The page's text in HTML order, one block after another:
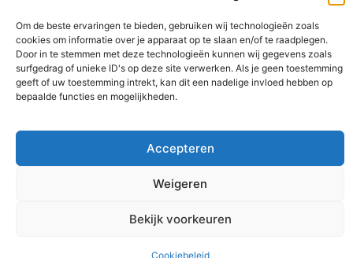
Om de beste ervaringen te bieden, gebruiken wij technologieën zoals
cookies om informatie over je apparaat op te slaan en/of te raadplegen.
Door in te stemmen met deze technologieën kunnen wij gegevens zoals
surfgedrag of unieke ID's op deze site verwerken. Als je geen toestemming
geeft of uw toestemming intrekt, kan dit een nadelige invloed hebben op
bepaalde functies en mogelijkheden.
Accepteren
Weigeren
Bekijk voorkeuren
Cookiebeleid
Cookiebeleid (EU) Ons team Over ons Partners
Website index Uit De Media
Backlinks kopen: wat jij moet weten voor betere SEO-resultaten